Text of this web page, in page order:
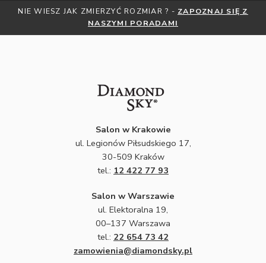
NIE WIESZ JAK ZMIERZYĆ ROZMIAR ? - ZAPOZNAJ SIĘ Z
NASZYMI PORADAMI
Salon w Krakowie
ul. Legionów Piłsudskiego 17,
30-509 Kraków
tel.: 12 422 77 93
Salon w Warszawie
ul. Elektoralna 19,
00–137 Warszawa
tel.: 22 654 73 42
zamowienia@diamondsky.pl